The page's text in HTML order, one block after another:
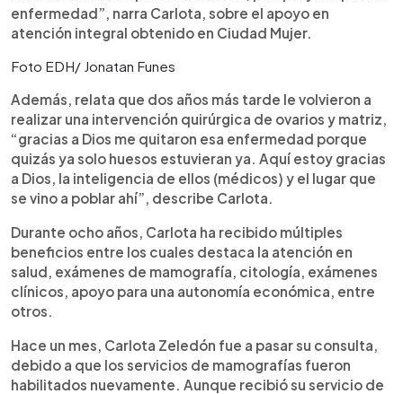
enfermedad”, narra Carlota, sobre el apoyo en
atención integral obtenido en Ciudad Mujer.
Foto EDH/ Jonatan Funes
Además, relata que dos años más tarde le volvieron a
realizar una intervención quirúrgica de ovarios y matriz,
“gracias a Dios me quitaron esa enfermedad porque
quizás ya solo huesos estuvieran ya. Aquí estoy gracias
a Dios, la inteligencia de ellos (médicos) y el lugar que
se vino a poblar ahí”, describe Carlota.
Durante ocho años, Carlota ha recibido múltiples
beneficios entre los cuales destaca la atención en
salud, exámenes de mamografía, citología, exámenes
clínicos, apoyo para una autonomía económica, entre
otros.
Hace un mes, Carlota Zeledón fue a pasar su consulta,
debido a que los servicios de mamografías fueron
habilitados nuevamente. Aunque recibió su servicio de